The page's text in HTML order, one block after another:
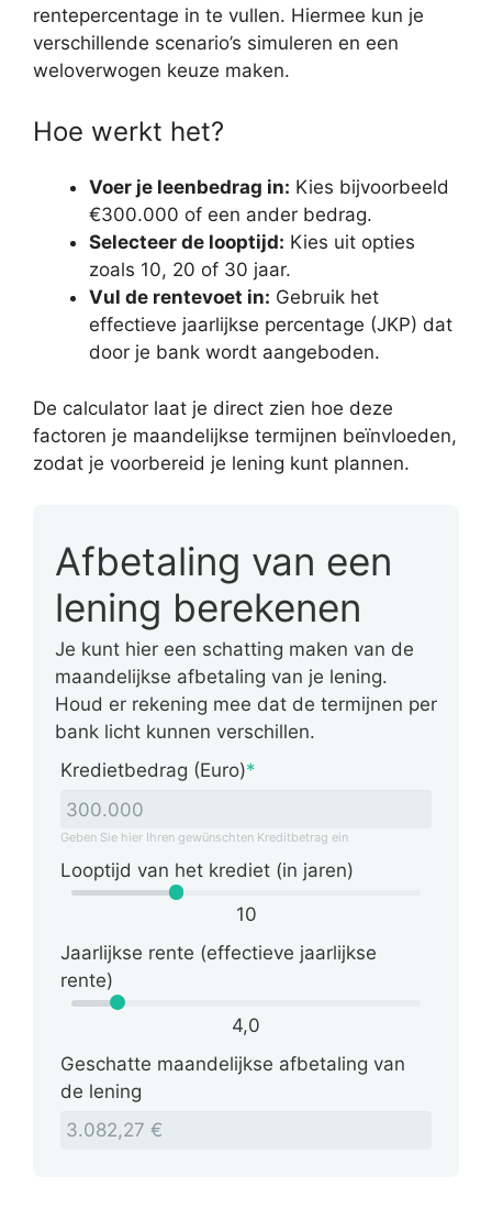
rentepercentage in te vullen. Hiermee kun je
verschillende scenario’s simuleren en een
weloverwogen keuze maken.
Hoe werkt het?
Voer je leenbedrag in: Kies bijvoorbeeld
€300.000 of een ander bedrag.
Selecteer de looptijd: Kies uit opties
zoals 10, 20 of 30 jaar.
Vul de rentevoet in: Gebruik het
effectieve jaarlijkse percentage (JKP) dat
door je bank wordt aangeboden.
De calculator laat je direct zien hoe deze
factoren je maandelijkse termijnen beïnvloeden,
zodat je voorbereid je lening kunt plannen.
Afbetaling van een
lening berekenen
Je kunt hier een schatting maken van de
maandelijkse afbetaling van je lening.
Houd er rekening mee dat de termijnen per
bank licht kunnen verschillen.
Kredietbedrag (Euro)*
Geben Sie hier Ihren gewünschten Kreditbetrag ein
Looptijd van het krediet (in jaren)
10
Jaarlijkse rente (effectieve jaarlijkse
rente)
4,0
Geschatte maandelijkse afbetaling van
de lening